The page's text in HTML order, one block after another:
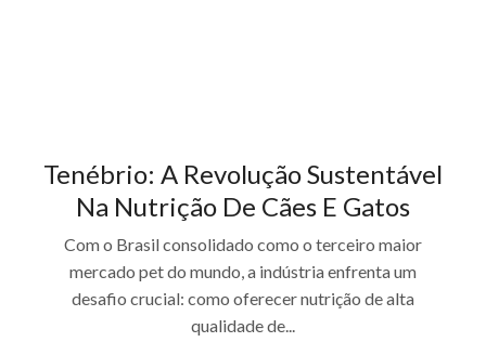
Tenébrio: A Revolução Sustentável
Na Nutrição De Cães E Gatos
Com o Brasil consolidado como o terceiro maior
mercado pet do mundo, a indústria enfrenta um
desafio crucial: como oferecer nutrição de alta
qualidade de...